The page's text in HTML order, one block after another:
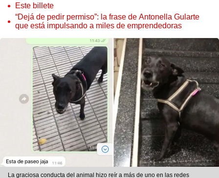
Este billete
“Dejá de pedir permiso”: la frase de Antonella Gularte
que está impulsando a miles de emprendedoras
La graciosa conducta del animal hizo reír a más de uno en las redes